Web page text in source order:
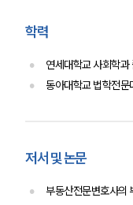
학력
연세대학교 사회학과
동아대학교 법학전문
저서 및 논문
부동산전문변호사의